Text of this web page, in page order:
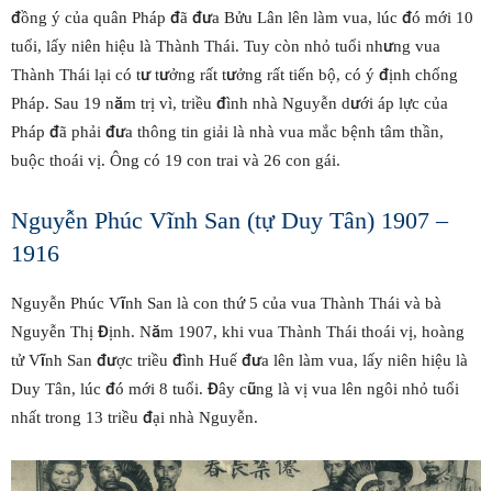
đồng ý của quân Pháp đã đưa Bửu Lân lên làm vua, lúc đó mới 10
tuổi, lấy niên hiệu là Thành Thái. Tuy còn nhỏ tuổi nhưng vua
Thành Thái lại có tư tưởng rất tưởng rất tiến bộ, có ý định chống
Pháp. Sau 19 năm trị vì, triều đình nhà Nguyễn dưới áp lực của
Pháp đã phải đưa thông tin giải là nhà vua mắc bệnh tâm thần,
buộc thoái vị. Ông có 19 con trai và 26 con gái.
Nguyễn Phúc Vĩnh San (tự Duy Tân) 1907 –
1916
Nguyễn Phúc Vĩnh San là con thứ 5 của vua Thành Thái và bà
Nguyễn Thị Định. Năm 1907, khi vua Thành Thái thoái vị, hoàng
tử Vĩnh San được triều đình Huế đưa lên làm vua, lấy niên hiệu là
Duy Tân, lúc đó mới 8 tuổi. Đây cũng là vị vua lên ngôi nhỏ tuổi
nhất trong 13 triều đại nhà Nguyễn.